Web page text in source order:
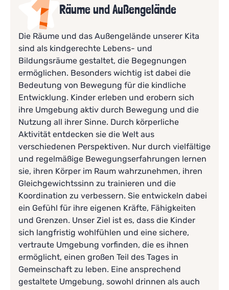
Räume und Außengelände
Die Räume und das Außengelände unserer Kita
sind als kindgerechte Lebens- und
Bildungsräume gestaltet, die Begegnungen
ermöglichen. Besonders wichtig ist dabei die
Bedeutung von Bewegung für die kindliche
Entwicklung. Kinder erleben und erobern sich
ihre Umgebung aktiv durch Bewegung und die
Nutzung all ihrer Sinne. Durch körperliche
Aktivität entdecken sie die Welt aus
verschiedenen Perspektiven. Nur durch vielfältige
und regelmäßige Bewegungserfahrungen lernen
sie, ihren Körper im Raum wahrzunehmen, ihren
Gleichgewichtssinn zu trainieren und die
Koordination zu verbessern. Sie entwickeln dabei
ein Gefühl für ihre eigenen Kräfte, Fähigkeiten
und Grenzen. Unser Ziel ist es, dass die Kinder
sich langfristig wohlfühlen und eine sichere,
vertraute Umgebung vorfinden, die es ihnen
ermöglicht, einen großen Teil des Tages in
Gemeinschaft zu leben. Eine ansprechend
gestaltete Umgebung, sowohl drinnen als auch